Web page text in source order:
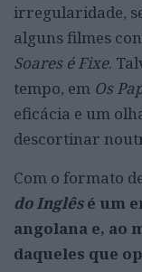
irregularidade,
alguns filmes
Soares é Fixe.
tempo, em Os
eficácia e um
descortinar
Com o formato
do Inglêsé um
angolana e, ao
daqueles que